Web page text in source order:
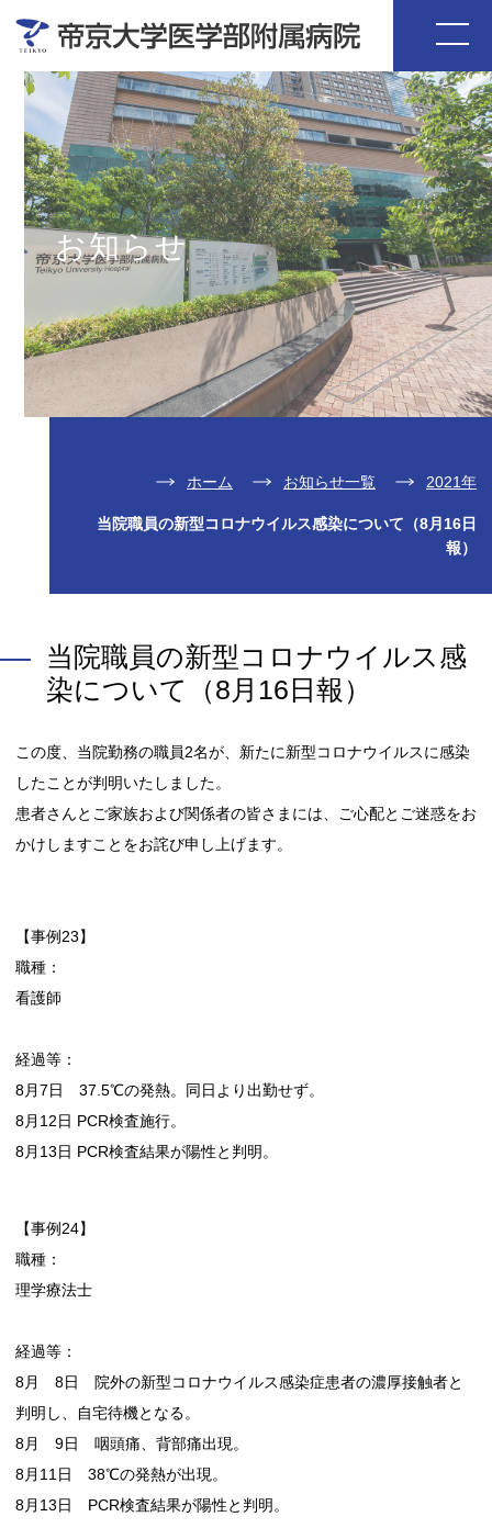
お知らせ
ホーム お知らせ一覧 2021年
当院職員の新型コロナウイルス感染について（8月16日
報）
当院職員の新型コロナウイルス感
染について（8月16日報）
この度、当院勤務の職員2名が、新たに新型コロナウイルスに感染
したことが判明いたしました。
患者さんとご家族および関係者の皆さまには、ご心配とご迷惑をお
かけしますことをお詫び申し上げます。
【事例23】
職種：
看護師
経過等：
8月7日 37.5℃の発熱。同日より出勤せず。
8月12日 PCR検査施行。
8月13日 PCR検査結果が陽性と判明。
【事例24】
職種：
理学療法士
経過等：
8月 8日 院外の新型コロナウイルス感染症患者の濃厚接触者と
判明し、自宅待機となる。
8月 9日 咽頭痛、背部痛出現。
8月11日 38℃の発熱が出現。
8月13日 PCR検査結果が陽性と判明。